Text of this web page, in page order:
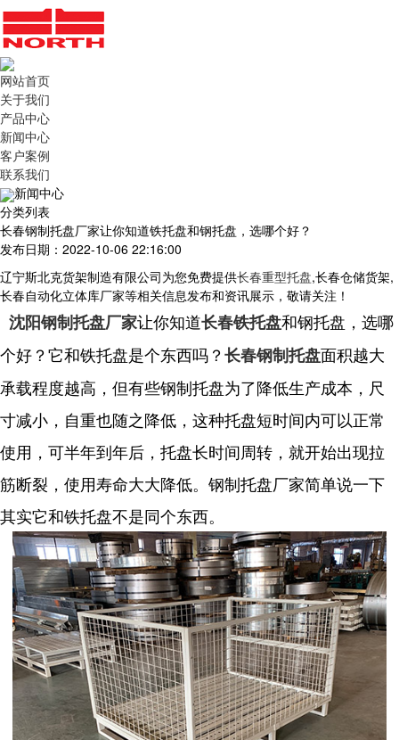
网站首页
关于我们
产品中心
新闻中心
客户案例
联系我们
新闻中心
分类列表
长春钢制托盘厂家让你知道铁托盘和钢托盘，选哪个好？
发布日期：2022-10-06 22:16:00
辽宁斯北克货架制造有限公司为您免费提供长春重型托盘,长春仓储货架,
长春自动化立体库厂家等相关信息发布和资讯展示，敬请关注！
沈阳钢制托盘厂家让你知道长春铁托盘和钢托盘，选哪
个好？它和铁托盘是个东西吗？长春钢制托盘面积越大
承载程度越高，但有些钢制托盘为了降低生产成本，尺
寸减小，自重也随之降低，这种托盘短时间内可以正常
使用，可半年到年后，托盘长时间周转，就开始出现拉
筋断裂，使用寿命大大降低。钢制托盘厂家简单说一下
其实它和铁托盘不是同个东西。